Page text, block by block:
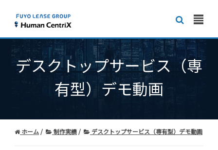
デスクトップサービス（専
有型）デモ動画
ホーム 制作実績 デスクトップサービス（専有型）デモ動画